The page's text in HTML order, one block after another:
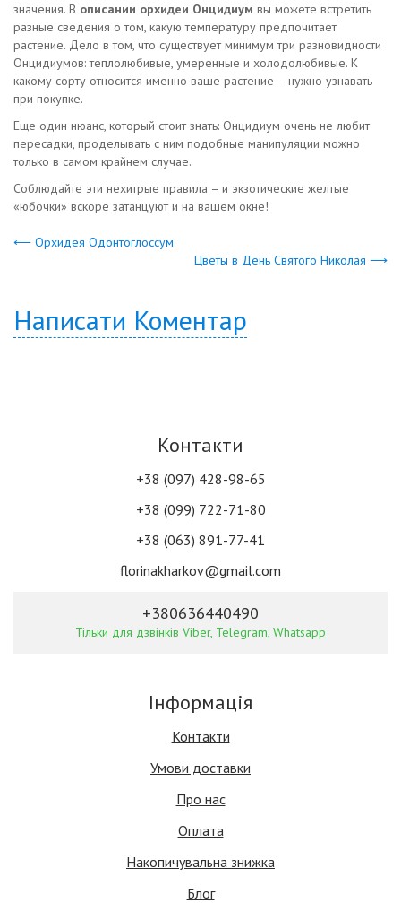
значения. В описании орхидеи Онцидиум вы можете встретить
разные сведения о том, какую температуру предпочитает
растение. Дело в том, что существует минимум три разновидности
Онцидиумов: теплолюбивые, умеренные и холодолюбивые. К
какому сорту относится именно ваше растение – нужно узнавать
при покупке.
Еще один нюанс, который стоит знать: Онцидиум очень не любит
пересадки, проделывать с ним подобные манипуляции можно
только в самом крайнем случае.
Соблюдайте эти нехитрые правила – и экзотические желтые
«юбочки» вскоре затанцуют и на вашем окне!
⟵ Орхидея Одонтоглоссум
Цветы в День Святого Николая ⟶
Написати Коментар
Контакти
+38 (097) 428-98-65
+38 (099) 722-71-80
+38 (063) 891-77-41
florinakharkov@gmail.com
+380636440490
Тільки для дзвінків Viber, Telegram, Whatsapp
Інформація
Контакти
Умови доставки
Про нас
Оплата
Накопичувальна знижка
Блог